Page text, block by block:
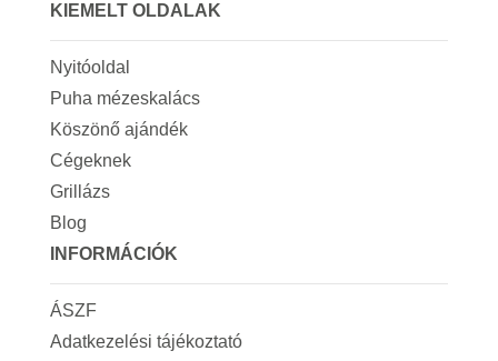
KIEMELT OLDALAK
Nyitóoldal
Puha mézeskalács
Köszönő ajándék
Cégeknek
Grillázs
Blog
INFORMÁCIÓK
ÁSZF
Adatkezelési tájékoztató